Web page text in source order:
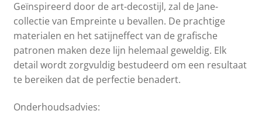
Geïnspireerd door de art-decostijl, zal de Jane-
collectie van Empreinte u bevallen. De prachtige
materialen en het satijneffect van de grafische
patronen maken deze lijn helemaal geweldig. Elk
detail wordt zorgvuldig bestudeerd om een ​​resultaat
te bereiken dat de perfectie benadert.
Onderhoudsadvies: